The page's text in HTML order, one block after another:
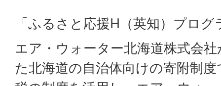
「ふるさと応援H（英知）プロ
エア・ウォーター北海道株式会
た北海道の自治体向けの寄附制